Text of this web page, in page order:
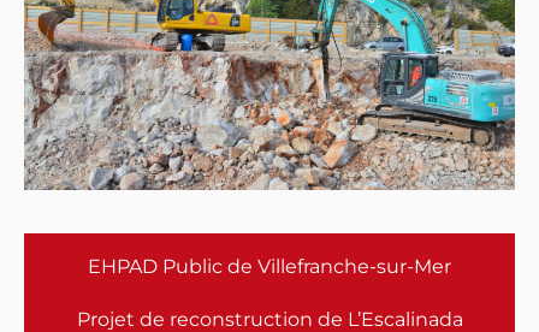
EHPAD Public de Villefranche-sur-Mer
Projet de reconstruction de L’Escalinada